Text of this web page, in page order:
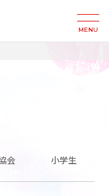
MENU
会 小学生